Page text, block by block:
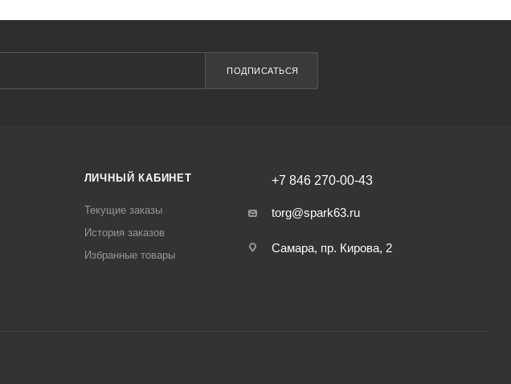
ПОДПИСАТЬСЯ
ЛИЧНЫЙ КАБИНЕТ
Текущие заказы
История заказов
Избранные товары
+7 846 270-00-43
torg@spark63.ru
Самара, пр. Кирова, 2